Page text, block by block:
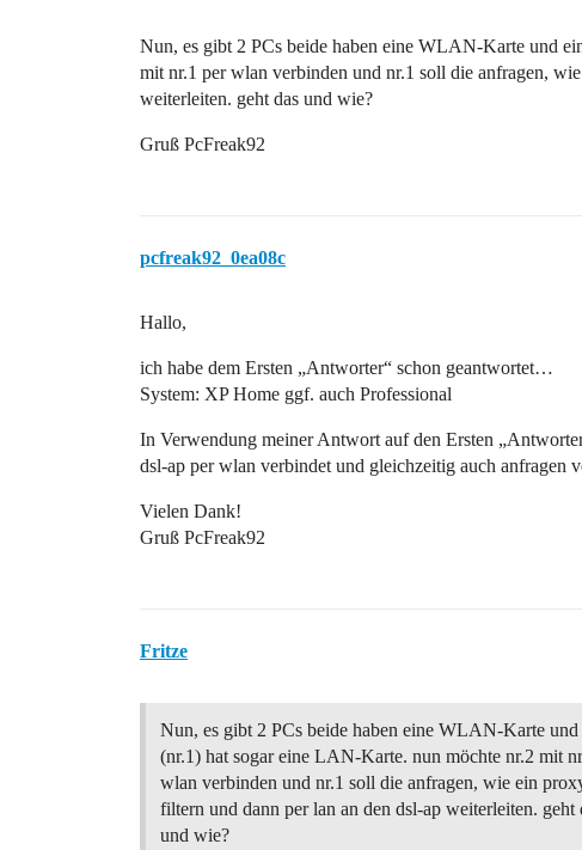
Nun, es gibt 2 PCs beide haben eine WLAN-Karte und
mit nr.1 per wlan verbinden und nr.1 soll die anfragen,
weiterleiten. geht das und wie?
Gruß PcFreak92
pcfreak92_0ea08c
Hallo,
ich habe dem Ersten „Antworter“ schon geantwortet…
System: XP Home ggf. auch Professional
In Verwendung meiner Antwort auf den Ersten
dsl-ap per wlan verbindet und gleichzeitig auch anfragen
Vielen Dank!
Gruß PcFreak92
Fritze
Nun, es gibt 2 PCs beide haben eine WLAN-Karte und
(nr.1) hat sogar eine LAN-Karte. nun möchte nr.2 mit
wlan verbinden und nr.1 soll die anfragen, wie ein
filtern und dann per lan an den dsl-ap weiterleiten. geht
und wie?